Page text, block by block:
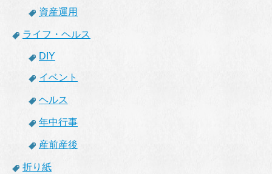
資産運用
ライフ・ヘルス
DIY
イベント
ヘルス
年中行事
産前産後
折り紙